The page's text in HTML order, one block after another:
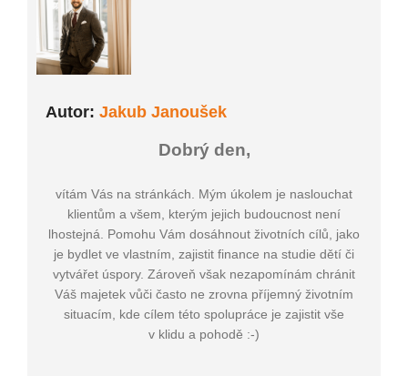
Autor: Jakub Janoušek
Dobrý den,
vítám Vás na stránkách. Mým úkolem je naslouchat
klientům a všem, kterým jejich budoucnost není
lhostejná. Pomohu Vám dosáhnout životních cílů, jako
je bydlet ve vlastním, zajistit finance na studie dětí či
vytvářet úspory. Zároveň však nezapomínám chránit
Váš majetek vůči často ne zrovna příjemný životním
situacím, kde cílem této spolupráce je zajistit vše
v klidu a pohodě :-)